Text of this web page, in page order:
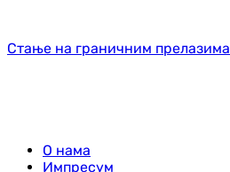
Стање на граничним прелазима
О нама
Импресум